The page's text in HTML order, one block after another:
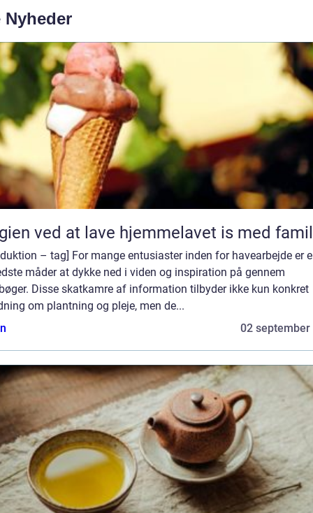
Nyheder
ved at lave hjemmelavet is med
– tag] For mange entusiaster inden for havearbejde er
måder at dykke ned i viden og inspiration på gennem
Disse skatkamre af information tilbyder ikke kun konkret
om plantning og pleje, men de...
02 september